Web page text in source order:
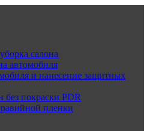
салона
автомобиля
и нанесение защитных
без покраски PDR
пленки